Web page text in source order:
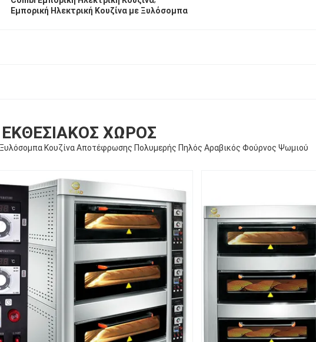
Εμπορική Ηλεκτρική Κουζίνα με Ξυλόσομπα
ΕΚΘΕΣΙΑΚΌΣ ΧΏΡΟΣ
Ξυλόσομπα Κουζίνα Αποτέφρωσης Πολυμερής Πηλός Αραβικός Φούρνος Ψωμιού